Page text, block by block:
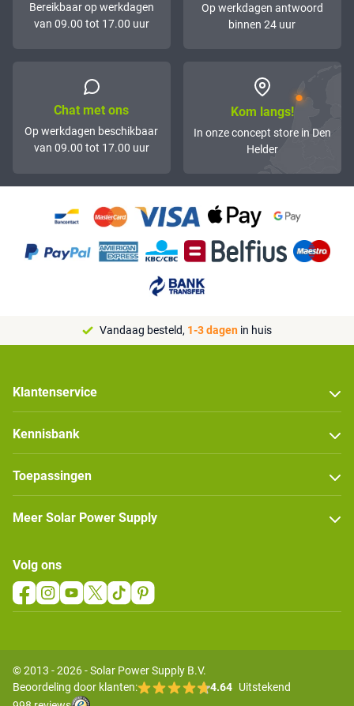
Bereikbaar op werkdagen
van 09.00 tot 17.00 uur
Op werkdagen antwoord
binnen 24 uur
Chat met ons
Op werkdagen beschikbaar
van 09.00 tot 17.00 uur
Kom langs!
In onze concept store in Den
Helder
Vandaag besteld, 1-3 dagen in huis
Klantenservice
Kennisbank
Toepassingen
Meer Solar Power Supply
Volg ons
© 2013 - 2026 - Solar Power Supply B.V.
Beoordeling door klanten:
4.64 Uitstekend